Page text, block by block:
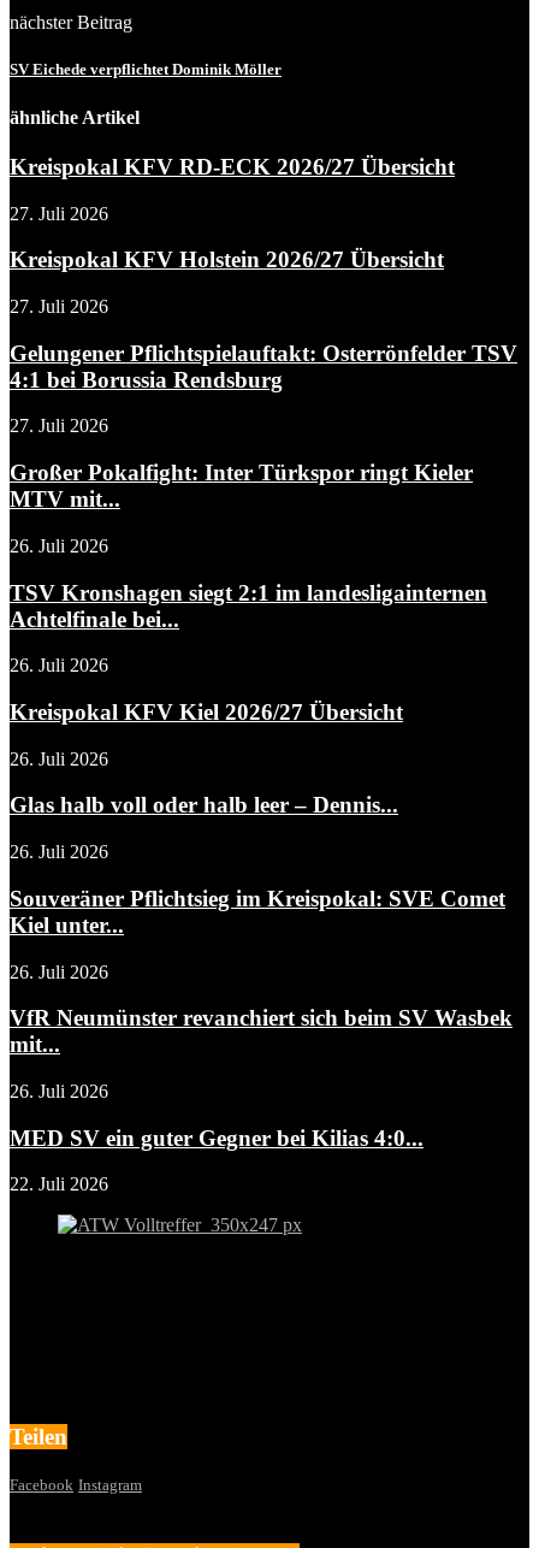
nächster Beitrag
SV Eichede verpflichtet Dominik Möller
ähnliche Artikel
Kreispokal KFV RD-ECK 2026/27 Übersicht
27. Juli 2026
Kreispokal KFV Holstein 2026/27 Übersicht
27. Juli 2026
Gelungener Pflichtspielauftakt: Osterrönfelder TSV
4:1 bei Borussia Rendsburg
27. Juli 2026
Großer Pokalfight: Inter Türkspor ringt Kieler
MTV mit...
26. Juli 2026
TSV Kronshagen siegt 2:1 im landesligainternen
Achtelfinale bei...
26. Juli 2026
Kreispokal KFV Kiel 2026/27 Übersicht
26. Juli 2026
Glas halb voll oder halb leer – Dennis...
26. Juli 2026
Souveräner Pflichtsieg im Kreispokal: SVE Comet
Kiel unter...
26. Juli 2026
VfR Neumünster revanchiert sich beim SV Wasbek
mit...
26. Juli 2026
MED SV ein guter Gegner bei Kilias 4:0...
22. Juli 2026
Teilen
Facebook Instagram